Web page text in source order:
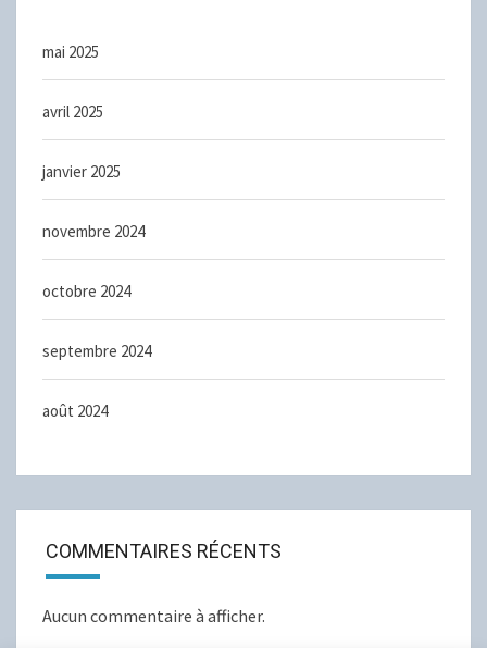
mai 2025
avril 2025
janvier 2025
novembre 2024
octobre 2024
septembre 2024
août 2024
COMMENTAIRES RÉCENTS
Aucun commentaire à afficher.